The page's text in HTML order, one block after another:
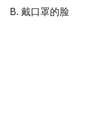
B. 戴口罩的脸